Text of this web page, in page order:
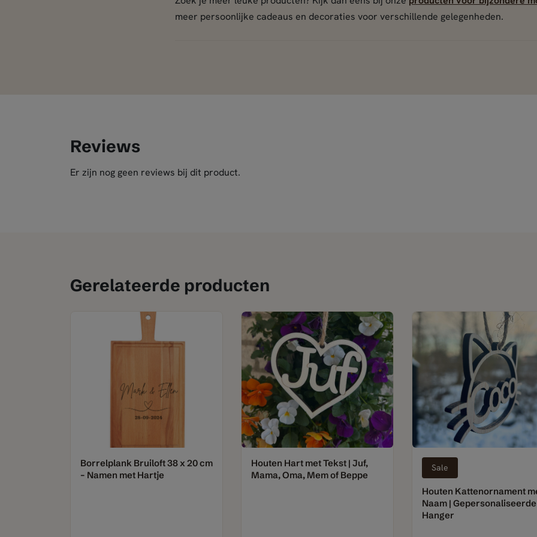
meer persoonlijke cadeaus en decoraties voor verschillende gelegenheden.
Reviews
Er zijn nog geen reviews bij dit product.
Gerelateerde producten
Borrelplank Bruiloft 38 x 20 cm
– Namen met Hartje
Houten Hart met Tekst | Juf,
Mama, Oma, Mem of Beppe
Sale
Houten Kattenornament
Naam | Gepersonaliseerde
Hanger